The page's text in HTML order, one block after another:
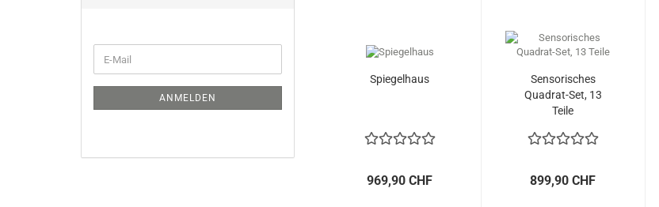
Spiegelhaus
969,90 CHF
Sensorisches
Quadrat-Set, 13
Teile
899,90 CHF
ZUR
E-
Mail
ANMELDEN